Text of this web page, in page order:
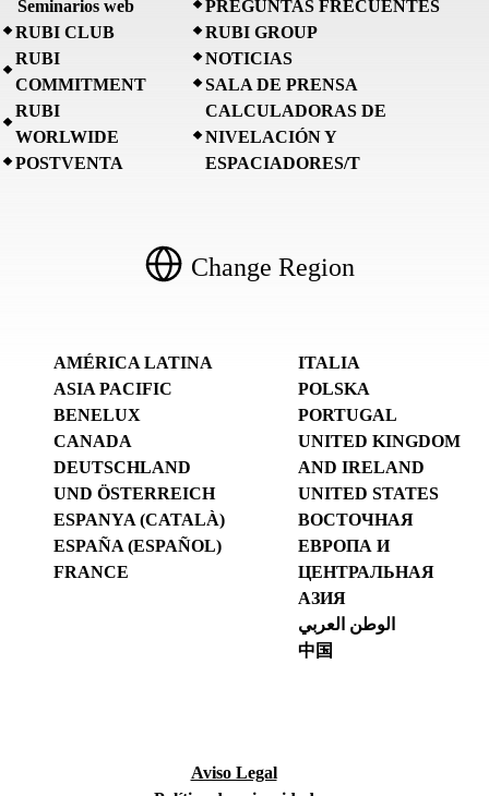
Seminarios web
RUBI CLUB
RUBI
COMMITMENT
RUBI
WORLWIDE
POSTVENTA
PREGUNTAS FRECUENTES
RUBI GROUP
NOTICIAS
SALA DE PRENSA
CALCULADORAS DE
NIVELACIÓN Y
ESPACIADORES/T
Change Region
AMÉRICA LATINA
ASIA PACIFIC
BENELUX
CANADA
DEUTSCHLAND
UND ÖSTERREICH
ESPANYA (CATALÀ)
ESPAÑA (ESPAÑOL)
FRANCE
ITALIA
POLSKA
PORTUGAL
UNITED KINGDOM
AND IRELAND
UNITED STATES
ВОСТОЧНАЯ
ЕВРОПА И
ЦЕНТРАЛЬНАЯ
АЗИЯ
الوطن العربي
中国
Aviso Legal